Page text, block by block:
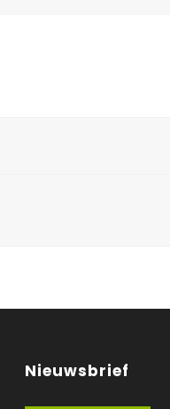
Nieuwsbrief